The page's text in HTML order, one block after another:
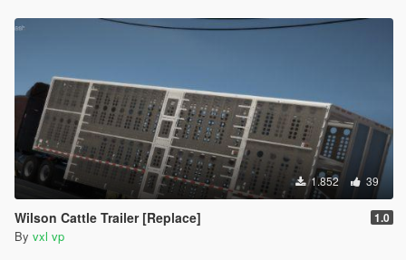
1.852 39
Wilson Cattle Trailer [Replace] 1.0
By vxl vp